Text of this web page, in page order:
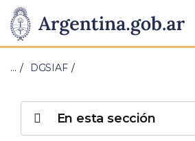
Presidencia
de
Nación
Pasar al contenido principal
… DGSIAF
En esta sección